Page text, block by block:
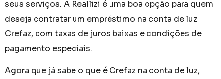
seus serviços. A Reallizi é uma boa opção para quem
deseja contratar um empréstimo na conta de luz
Crefaz, com taxas de juros baixas e condições de
pagamento especiais.
Agora que já sabe o que é Crefaz na conta de luz,